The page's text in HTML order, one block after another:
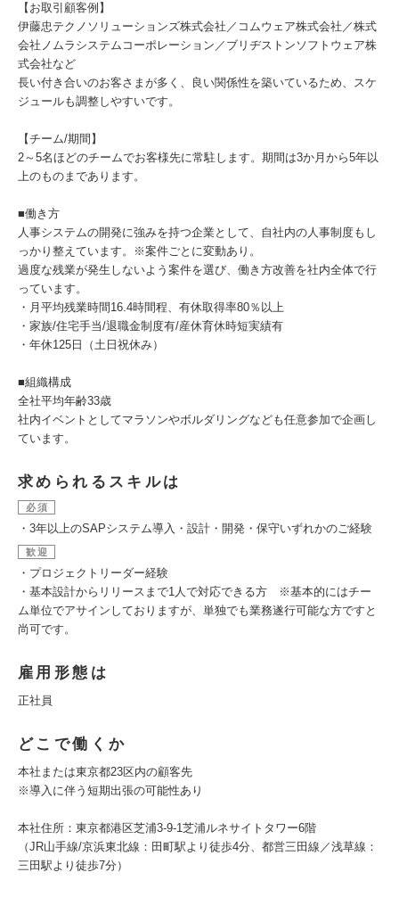
【お取引顧客例】
伊藤忠テクノソリューションズ株式会社／コムウェア株式会社／株式
会社ノムラシステムコーポレーション／ブリヂストンソフトウェア株
式会社など
長い付き合いのお客さまが多く、良い関係性を築いているため、スケ
ジュールも調整しやすいです。
【チーム/期間】
2～5名ほどのチームでお客様先に常駐します。期間は3か月から5年以
上のものまであります。
■働き方
人事システムの開発に強みを持つ企業として、自社内の人事制度もし
っかり整えています。※案件ごとに変動あり。
過度な残業が発生しないよう案件を選び、働き方改善を社内全体で行
っています。
・月平均残業時間16.4時間程、有休取得率80％以上
・家族/住宅手当/退職金制度有/産休育休時短実績有
・年休125日（土日祝休み）
■組織構成
全社平均年齢33歳
社内イベントとしてマラソンやボルダリングなども任意参加で企画し
ています。
求められるスキルは
必須
・3年以上のSAPシステム導入・設計・開発・保守いずれかのご経験
歓迎
・プロジェクトリーダー経験
・基本設計からリリースまで1人で対応できる方 ※基本的にはチー
ム単位でアサインしておりますが、単独でも業務遂行可能な方ですと
尚可です。
雇用形態は
正社員
どこで働くか
本社または東京都23区内の顧客先
※導入に伴う短期出張の可能性あり
本社住所：東京都港区芝浦3-9-1芝浦ルネサイトタワー6階
（JR山手線/京浜東北線：田町駅より徒歩4分、都営三田線／浅草線：
三田駅より徒歩7分）